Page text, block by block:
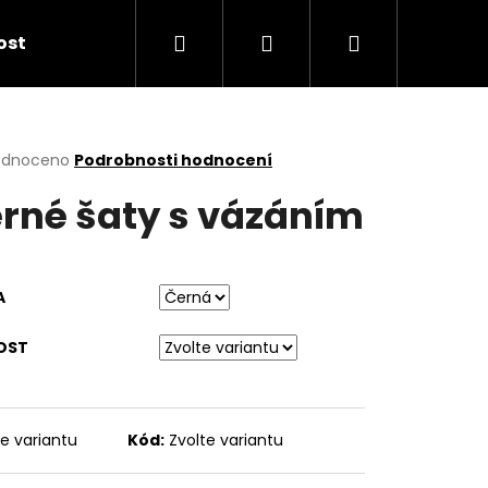
Hledat PřihlášeníNákupní
Podrobnosti hodnocení
šaty s vázáním
variantu Kód: Zvolte variantu